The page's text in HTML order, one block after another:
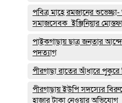
পবিত্র মাহে রমজানের শুভেচ্ছা-
সমাজসেবক ইঞ্জিনিয়ার
পাইকগাছায় ছাত্র জনতার
পদত্যাগ
পীরগাছা রাতের আঁধারে পুকুরে
পীরগাছায় ইউপি সদস্যের
হাজার টাকা নেওয়ার অভিযোগ